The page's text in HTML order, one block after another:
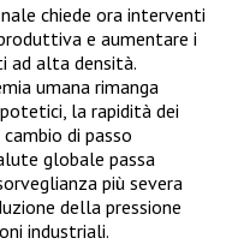
chiede ora interventi
e aumentare i
ad alta densità.
umana rimanga
la rapidità dei
di passo
globale passa
più severa
della pressione
industriali.